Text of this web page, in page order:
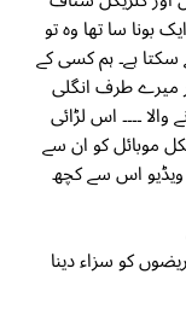
بونا سا تھا وہ تو
سکتا ہے۔ ہم کسی کے
میرے طرف انگلی
والا ۔۔۔۔ اس لڑائی
موبائل کو ان سے
ویڈیو اس سے کچھ
کو سزاء دینا